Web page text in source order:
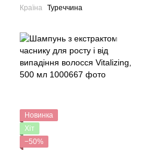
Країна
Туреччина
Новинка
Хіт
−50%